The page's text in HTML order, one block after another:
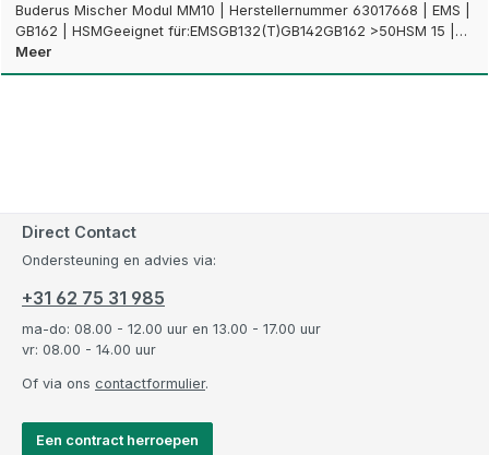
Buderus Mischer Modul MM10 | Herstellernummer 63017668 | EMS |
GB162 | HSMGeeignet für:EMSGB132(T)GB142GB162 >50HSM 15 |…
Meer
Direct Contact
Ondersteuning en advies via:
+31 62 75 31 985
ma-do: 08.00 - 12.00 uur en 13.00 - 17.00 uur
vr: 08.00 - 14.00 uur
Of via ons contactformulier.
Een contract herroepen